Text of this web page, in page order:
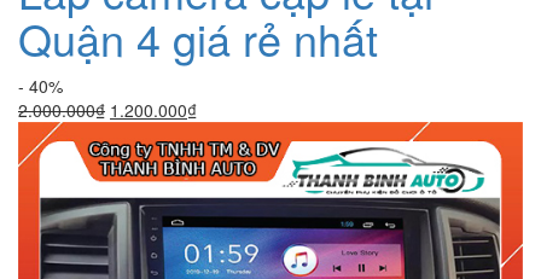
Quận 4 giá rẻ nhất
- 40%
2.000.000₫ Giá
là:
2.000.000₫.
1.200.000₫Giá
tại
là:
1.200.000₫.